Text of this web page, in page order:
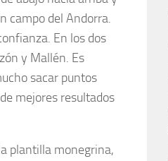
campo del Andorra.
En los dos
y Mallén. Es
sacar puntos
mejores resultados
plantilla monegrina,